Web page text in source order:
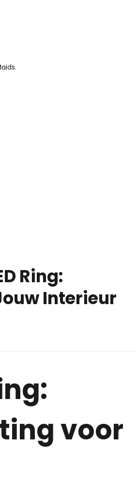
Ring:
Interieur
voor